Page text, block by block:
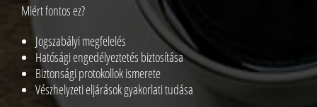
Miért fontos ez?
Jogszabályi megfelelés
Hatósági engedélyeztetés biztosítása
Biztonsági protokollok ismerete
Vészhelyzeti eljárások gyakorlati tudása